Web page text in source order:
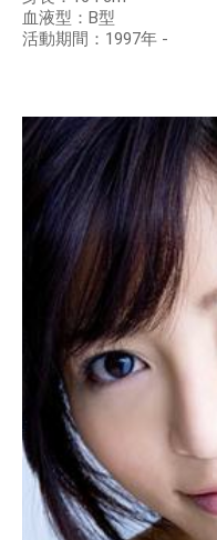
血液型：B型
活動期間：1997年 -